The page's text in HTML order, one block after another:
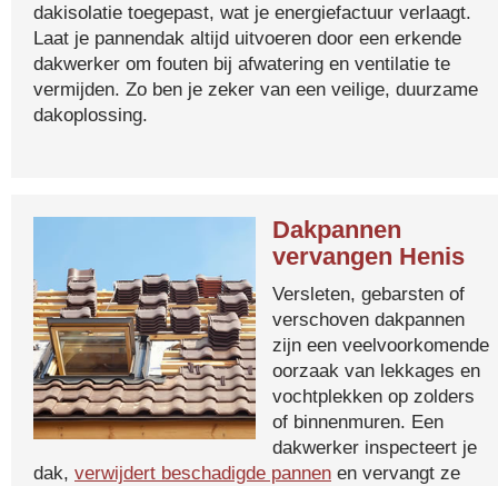
dakisolatie toegepast, wat je energiefactuur verlaagt.
Laat je pannendak altijd uitvoeren door een erkende
dakwerker om fouten bij afwatering en ventilatie te
vermijden. Zo ben je zeker van een veilige, duurzame
dakoplossing.
Dakpannen
vervangen Henis
Versleten, gebarsten of
verschoven dakpannen
zijn een veelvoorkomende
oorzaak van lekkages en
vochtplekken op zolders
of binnenmuren. Een
dakwerker inspecteert je
dak, verwijdert beschadigde pannen en vervangt ze